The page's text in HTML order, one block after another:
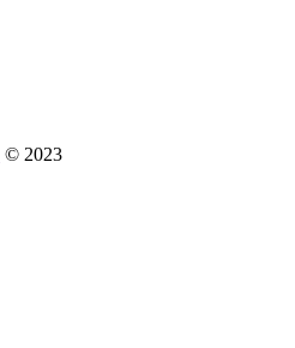
© 2023